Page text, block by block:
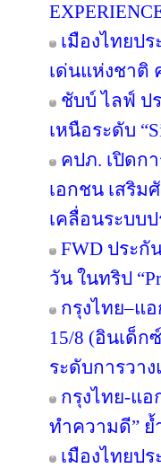
เมืองไทยป
เด่นแห่งชาติ
ชับบ์ ไลฟ์ ป
เหนือระดับ
คปภ. เปิดก
เอกชน เสริม
เคลื่อนระบบ
FWD ประ
วัน ในทริป
กรุงไทย–แ
15/8 (อินเด็ก
ระดับการวา
กรุงไทย-แ
ทำความดี” ย้
เมืองไทยป